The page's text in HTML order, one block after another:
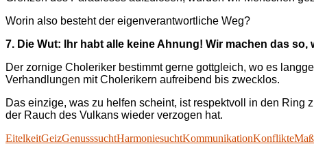
Worin also besteht der eigenverantwortliche Weg?
7. Die Wut: Ihr habt alle keine Ahnung! Wir machen das so,
Der zornige Choleriker bestimmt gerne gottgleich, wo es
Verhandlungen mit Cholerikern aufreibend bis zwecklos.
Das einzige, was zu helfen scheint, ist respektvoll in den Ring
der Rauch des Vulkans wieder verzogen hat.
EitelkeitGeizGenusssuchtHarmoniesuchtKommunikationKonflikte